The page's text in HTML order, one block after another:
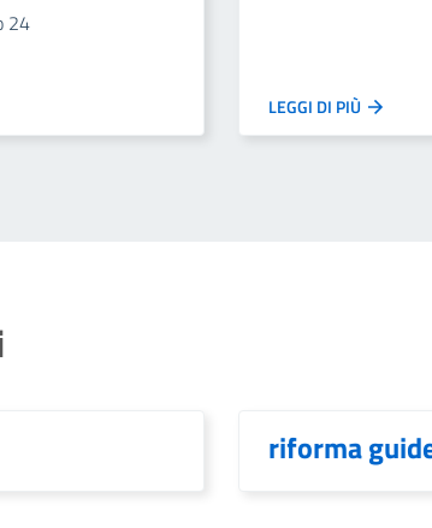
24
LEGGI DI PIÙ
riforma